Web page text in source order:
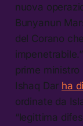
nuova
Bunyanun
del Corano
prime
Ishaq Dar ha
ordinate da
“legittima